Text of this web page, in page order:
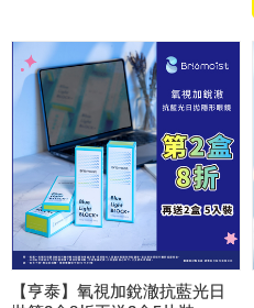
【亨泰】氧視加銳澈抗藍光日